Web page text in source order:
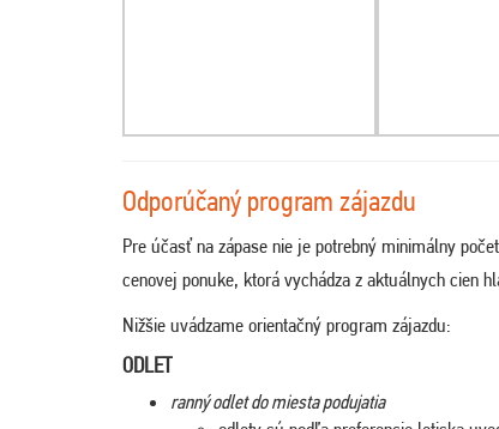
Odporúčaný program zájazdu
Pre účasť na zápase nie je potrebný minimálny
cenovej ponuke, ktorá vychádza z aktuálnych cien
Nižšie uvádzame orientačný program zájazdu:
ODLET
ranný odlet do miesta podujatia